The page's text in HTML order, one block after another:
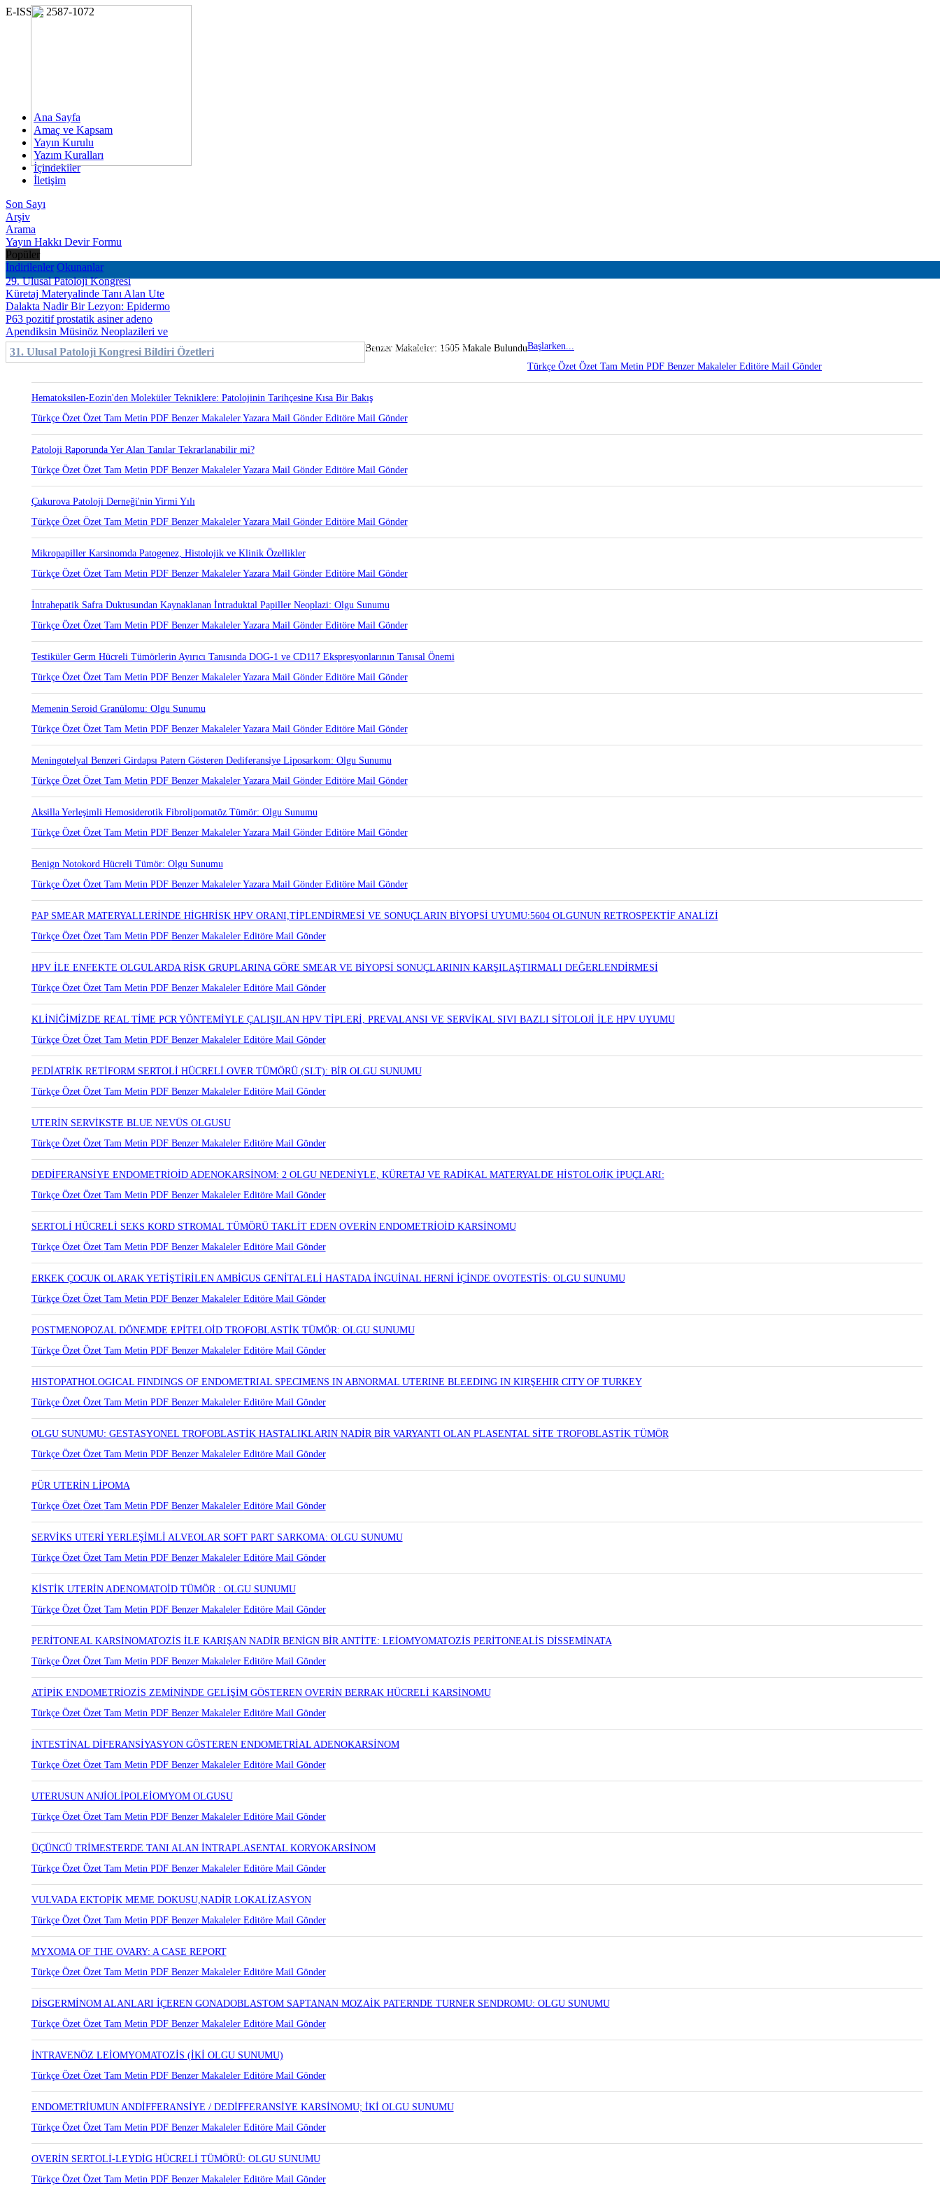
E-ISSN: 2587-1072
Ana Sayfa
Amaç ve Kapsam
Yayın Kurulu
Yazım Kuralları
İçindekiler
İletişim
Son Sayı
Arşiv
Arama
Yayın Hakkı Devir Formu
Popüler
İndirilenler Okunanlar
29. Ulusal Patoloji Kongresi
Küretaj Materyalinde Tanı Alan Ute
Dalakta Nadir Bir Lezyon: Epidermo
P63 pozitif prostatik asiner adeno
Apendiksin Müsinöz Neoplazileri ve
31. Ulusal Patoloji Kongresi Bildiri Özetleri
Güncel Patoloji Dergisi
Benzer Makaleler: 1605 Makale BulunduBaşlarken...
Türkçe Özet Özet Tam Metin PDF Benzer Makaleler Editöre Mail Gönder
Hematoksilen-Eozin'den Moleküler Tekniklere: Patolojinin Tarihçesine Kısa Bir Bakış
Türkçe Özet Özet Tam Metin PDF Benzer Makaleler Yazara Mail Gönder Editöre Mail Gönder
Patoloji Raporunda Yer Alan Tanılar Tekrarlanabilir mi?
Türkçe Özet Özet Tam Metin PDF Benzer Makaleler Yazara Mail Gönder Editöre Mail Gönder
Çukurova Patoloji Derneği'nin Yirmi Yılı
Türkçe Özet Özet Tam Metin PDF Benzer Makaleler Yazara Mail Gönder Editöre Mail Gönder
Mikropapiller Karsinomda Patogenez, Histolojik ve Klinik Özellikler
Türkçe Özet Özet Tam Metin PDF Benzer Makaleler Yazara Mail Gönder Editöre Mail Gönder
İntrahepatik Safra Duktusundan Kaynaklanan İntraduktal Papiller Neoplazi: Olgu Sunumu
Türkçe Özet Özet Tam Metin PDF Benzer Makaleler Yazara Mail Gönder Editöre Mail Gönder
Testiküler Germ Hücreli Tümörlerin Ayırıcı Tanısında DOG-1 ve CD117 Ekspresyonlarının Tanısal Önemi
Türkçe Özet Özet Tam Metin PDF Benzer Makaleler Yazara Mail Gönder Editöre Mail Gönder
Memenin Seroid Granülomu: Olgu Sunumu
Türkçe Özet Özet Tam Metin PDF Benzer Makaleler Yazara Mail Gönder Editöre Mail Gönder
Meningotelyal Benzeri Girdapsı Patern Gösteren Dediferansiye Liposarkom: Olgu Sunumu
Türkçe Özet Özet Tam Metin PDF Benzer Makaleler Yazara Mail Gönder Editöre Mail Gönder
Aksilla Yerleşimli Hemosiderotik Fibrolipomatöz Tümör: Olgu Sunumu
Türkçe Özet Özet Tam Metin PDF Benzer Makaleler Yazara Mail Gönder Editöre Mail Gönder
Benign Notokord Hücreli Tümör: Olgu Sunumu
Türkçe Özet Özet Tam Metin PDF Benzer Makaleler Yazara Mail Gönder Editöre Mail Gönder
PAP SMEAR MATERYALLERİNDE HİGHRİSK HPV ORANI,TİPLENDİRMESİ VE SONUÇLARIN BİYOPSİ UYUMU:5604 OLGUNUN RETROSPEKTİF ANALİZİ
Türkçe Özet Özet Tam Metin PDF Benzer Makaleler Editöre Mail Gönder
HPV İLE ENFEKTE OLGULARDA RİSK GRUPLARINA GÖRE SMEAR VE BİYOPSİ SONUÇLARININ KARŞILAŞTIRMALI DEĞERLENDİRMESİ
Türkçe Özet Özet Tam Metin PDF Benzer Makaleler Editöre Mail Gönder
KLİNİĞİMİZDE REAL TİME PCR YÖNTEMİYLE ÇALIŞILAN HPV TİPLERİ, PREVALANSI VE SERVİKAL SIVI BAZLI SİTOLOJİ İLE HPV UYUMU
Türkçe Özet Özet Tam Metin PDF Benzer Makaleler Editöre Mail Gönder
PEDİATRİK RETİFORM SERTOLİ HÜCRELİ OVER TÜMÖRÜ (SLT): BİR OLGU SUNUMU
Türkçe Özet Özet Tam Metin PDF Benzer Makaleler Editöre Mail Gönder
UTERİN SERVİKSTE BLUE NEVÜS OLGUSU
Türkçe Özet Özet Tam Metin PDF Benzer Makaleler Editöre Mail Gönder
DEDİFERANSİYE ENDOMETRİOİD ADENOKARSİNOM: 2 OLGU NEDENİYLE, KÜRETAJ VE RADİKAL MATERYALDE HİSTOLOJİK İPUÇLARI:
Türkçe Özet Özet Tam Metin PDF Benzer Makaleler Editöre Mail Gönder
SERTOLİ HÜCRELİ SEKS KORD STROMAL TÜMÖRÜ TAKLİT EDEN OVERİN ENDOMETRİOİD KARSİNOMU
Türkçe Özet Özet Tam Metin PDF Benzer Makaleler Editöre Mail Gönder
ERKEK ÇOCUK OLARAK YETİŞTİRİLEN AMBİGUS GENİTALELİ HASTADA İNGUİNAL HERNİ İÇİNDE OVOTESTİS: OLGU SUNUMU
Türkçe Özet Özet Tam Metin PDF Benzer Makaleler Editöre Mail Gönder
POSTMENOPOZAL DÖNEMDE EPİTELOİD TROFOBLASTİK TÜMÖR: OLGU SUNUMU
Türkçe Özet Özet Tam Metin PDF Benzer Makaleler Editöre Mail Gönder
HISTOPATHOLOGICAL FINDINGS OF ENDOMETRIAL SPECIMENS IN ABNORMAL UTERINE BLEEDING IN KIRŞEHIR CITY OF TURKEY
Türkçe Özet Özet Tam Metin PDF Benzer Makaleler Editöre Mail Gönder
OLGU SUNUMU: GESTASYONEL TROFOBLASTİK HASTALIKLARIN NADİR BİR VARYANTI OLAN PLASENTAL SİTE TROFOBLASTİK TÜMÖR
Türkçe Özet Özet Tam Metin PDF Benzer Makaleler Editöre Mail Gönder
PÜR UTERİN LİPOMA
Türkçe Özet Özet Tam Metin PDF Benzer Makaleler Editöre Mail Gönder
SERVİKS UTERİ YERLEŞİMLİ ALVEOLAR SOFT PART SARKOMA: OLGU SUNUMU
Türkçe Özet Özet Tam Metin PDF Benzer Makaleler Editöre Mail Gönder
KİSTİK UTERİN ADENOMATOİD TÜMÖR : OLGU SUNUMU
Türkçe Özet Özet Tam Metin PDF Benzer Makaleler Editöre Mail Gönder
PERİTONEAL KARSİNOMATOZİS İLE KARIŞAN NADİR BENİGN BİR ANTİTE: LEİOMYOMATOZİS PERİTONEALİS DİSSEMİNATA
Türkçe Özet Özet Tam Metin PDF Benzer Makaleler Editöre Mail Gönder
ATİPİK ENDOMETRİOZİS ZEMİNİNDE GELİŞİM GÖSTEREN OVERİN BERRAK HÜCRELİ KARSİNOMU
Türkçe Özet Özet Tam Metin PDF Benzer Makaleler Editöre Mail Gönder
İNTESTİNAL DİFERANSİYASYON GÖSTEREN ENDOMETRİAL ADENOKARSİNOM
Türkçe Özet Özet Tam Metin PDF Benzer Makaleler Editöre Mail Gönder
UTERUSUN ANJİOLİPOLEİOMYOM OLGUSU
Türkçe Özet Özet Tam Metin PDF Benzer Makaleler Editöre Mail Gönder
ÜÇÜNCÜ TRİMESTERDE TANI ALAN İNTRAPLASENTAL KORYOKARSİNOM
Türkçe Özet Özet Tam Metin PDF Benzer Makaleler Editöre Mail Gönder
VULVADA EKTOPİK MEME DOKUSU,NADİR LOKALİZASYON
Türkçe Özet Özet Tam Metin PDF Benzer Makaleler Editöre Mail Gönder
MYXOMA OF THE OVARY: A CASE REPORT
Türkçe Özet Özet Tam Metin PDF Benzer Makaleler Editöre Mail Gönder
DİSGERMİNOM ALANLARI İÇEREN GONADOBLASTOM SAPTANAN MOZAİK PATERNDE TURNER SENDROMU: OLGU SUNUMU
Türkçe Özet Özet Tam Metin PDF Benzer Makaleler Editöre Mail Gönder
İNTRAVENÖZ LEİOMYOMATOZİS (İKİ OLGU SUNUMU)
Türkçe Özet Özet Tam Metin PDF Benzer Makaleler Editöre Mail Gönder
ENDOMETRİUMUN ANDİFFERANSİYE / DEDİFFERANSİYE KARSİNOMU; İKİ OLGU SUNUMU
Türkçe Özet Özet Tam Metin PDF Benzer Makaleler Editöre Mail Gönder
OVERİN SERTOLİ-LEYDİG HÜCRELİ TÜMÖRÜ: OLGU SUNUMU
Türkçe Özet Özet Tam Metin PDF Benzer Makaleler Editöre Mail Gönder